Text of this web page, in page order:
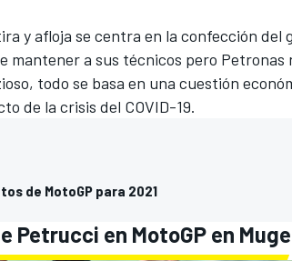
y afloja se centra en la confección del
mantener a sus técnicos pero Petronas
todo se basa en una cuestión
de la crisis del COVID-19.
de MotoGP para 2021
Petrucci en MotoGP en